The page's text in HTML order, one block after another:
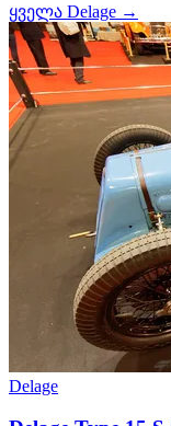
ყველა Delage →
Delage